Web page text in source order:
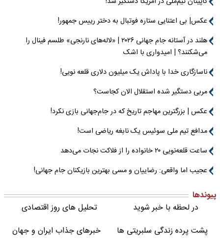
عکس| بی اعتنایی ستاره فوتبال به دختر رییس جمهور!
هلند در آستانه جام جهانی ۲۰۲۶ | «لاله‌های نارنجی» طلسم فینال را
می‌شکنند؟ | امیدواری با اشک
ناسازگاری خدا با پاداش یک میلیون دلاری قلعه نویی!
مربی دستگیر شده استقلال الان کجاست؟
عکس | بزرگترین مهاجم تاریخ که در جام‌جهانی بازی نکرد!
مدافع تیم ملی سوئیس یک نابغه ریاضی است!
ساعت قلعه‌نویی ۲۰ خانواده را از فلاکت نجات می‌دهد
عجیب اما واقعی: رضاییان و مسی بهترین بازیکنان جام جهانی!
پیوندها
در لحظه با خبر شوید
تحلیل های روز اقتصادی
پشت پرده زندگی سلبریتی ها
خبرهای جذاب ایران و جهان